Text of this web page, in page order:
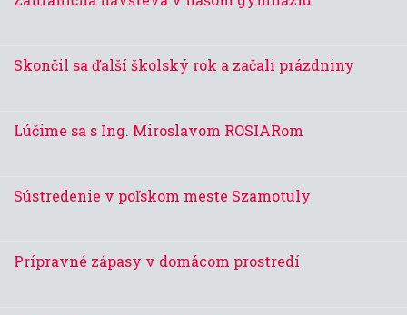
Skončil sa ďalší školský rok a začali prázdniny
Lúčime sa s Ing. Miroslavom ROSIARom
Sústredenie v poľskom meste Szamotuly
Prípravné zápasy v domácom prostredí